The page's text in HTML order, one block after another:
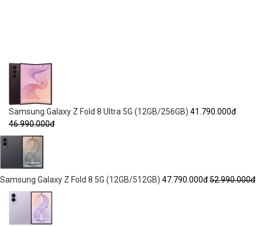
Samsung Galaxy Z Fold 8 Ultra 5G (12GB/256GB) 41.790.000đ
46.990.000đ
Samsung Galaxy Z Fold 8 5G (12GB/512GB) 47.790.000đ52.990.000đ